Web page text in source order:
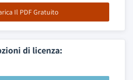
Il PDF Gratuito
di licenza: